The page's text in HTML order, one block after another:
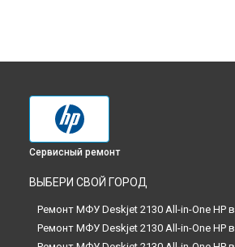
Сервисный ремонт
ВЫБЕРИ СВОЙ ГОРОД
Ремонт МФУ Deskjet 2130 All-in-One HP в
Ремонт МФУ Deskjet 2130 All-in-One HP в